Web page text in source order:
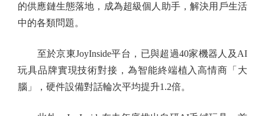
的供應鏈生態落地，成為超級個人助手，解決用戶生活
中的各類問題。
至於京東JoyInside平台，已與超過40家機器人及AI
玩具品牌實現技術對接，為智能終端植入高情商「大
腦」，硬件設備對話輪次平均提升1.2倍。